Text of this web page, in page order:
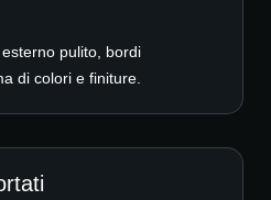
pulito, bordi
di colori e finiture.